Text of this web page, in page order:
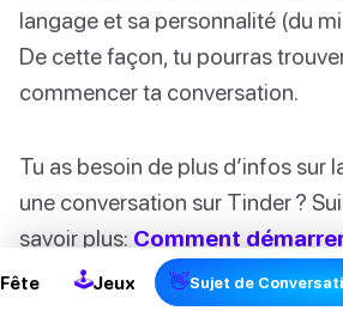
2
langage et sa personnalité (du
De cette façon, tu pourras
commencer ta conversation.
Tu as besoin de plus d’infos sur
une conversation sur Tinder ?
savoir plus: Comment
conversations sur Tinder!
Fête 🕹Jeux 👋Sujet de